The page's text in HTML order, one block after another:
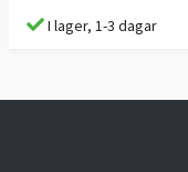
I lager, 1-3 dagar